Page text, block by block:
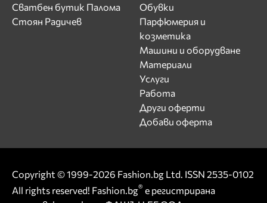
Сватбен бутик Палома
Стоян Радичев
Обувки
Парфюмерия и
козметика
Машини и оборудване
Материали
Услуги
Работа
Други оферти
Добави оферта
Copyright © 1999-2026 Fashion.bg Ltd. ISSN 2535-0102
All rights reserved! Fashion.bg® е регистрирана